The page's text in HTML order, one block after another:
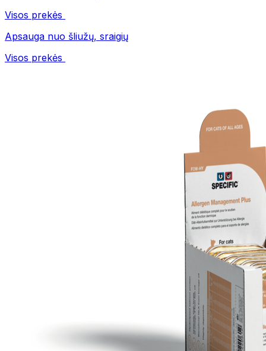
Visos prekės
Apsauga nuo šliužų, sraigių
Visos prekės